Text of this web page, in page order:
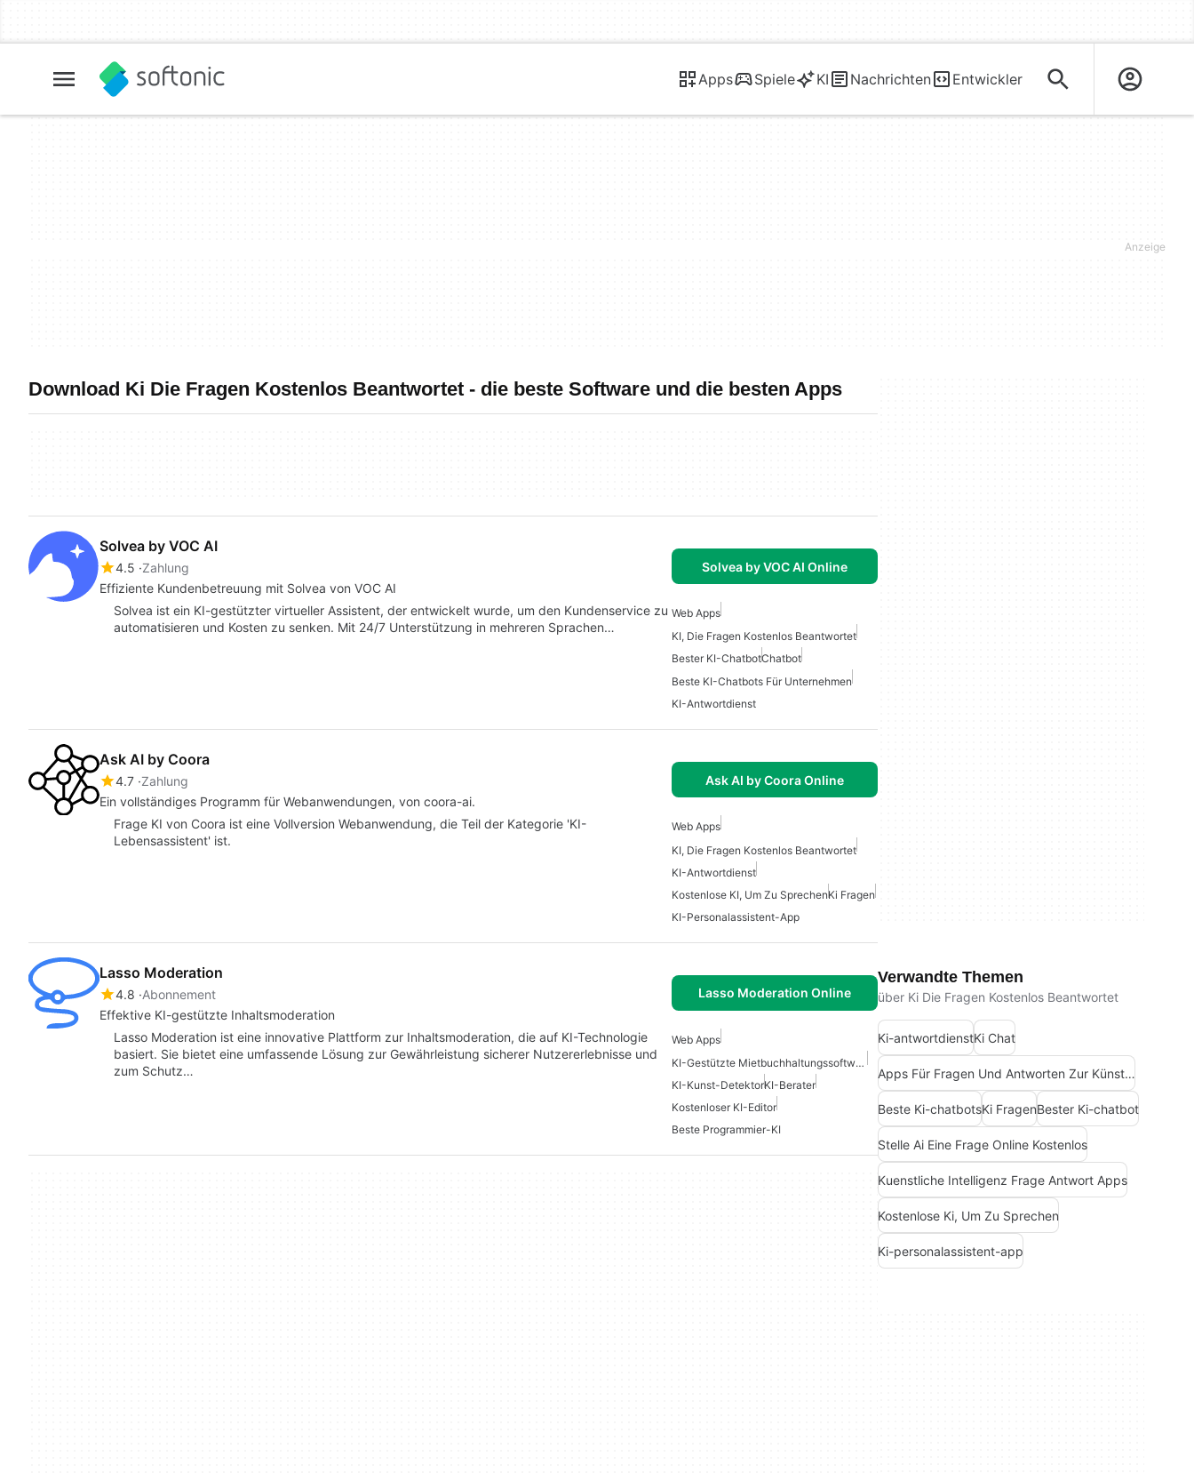
Apps Spiele KI Nachrichten Entwickler
Download Ki Die Fragen Kostenlos Beantwortet - die beste Software und die besten Apps
Solvea by VOC AI
4.5 Zahlung
Effiziente Kundenbetreuung mit Solvea von VOC AI
Solvea by VOC AI Online
Solvea ist ein KI-gestützter virtueller Assistent, der entwickelt wurde, um den Kundenservice zu
automatisieren und Kosten zu senken. Mit 24/7 Unterstützung in mehreren Sprachen…
Web Apps
KI, Die Fragen Kostenlos Beantwortet
Bester KI-ChatbotChatbot
Beste KI-Chatbots Für Unternehmen
KI-Antwortdienst
Ask AI by Coora
4.7 Zahlung
Ein vollständiges Programm für Webanwendungen, von coora-ai.
Ask AI by Coora Online
Frage KI von Coora ist eine Vollversion Webanwendung, die Teil der Kategorie 'KI-
Lebensassistent' ist.
Web Apps
KI, Die Fragen Kostenlos Beantwortet
KI-Antwortdienst
Kostenlose KI, Um Zu SprechenKi Fragen
KI-Personalassistent-App
Lasso Moderation
4.8 Abonnement
Effektive KI-gestützte Inhaltsmoderation
Lasso Moderation Online
Lasso Moderation ist eine innovative Plattform zur Inhaltsmoderation, die auf KI-Technologie
basiert. Sie bietet eine umfassende Lösung zur Gewährleistung sicherer Nutzererlebnisse und
zum Schutz…
Web Apps
KI-Gestützte Mietbuchhaltungssoftware
KI-Kunst-DetektorKI-Berater
Kostenloser KI-Editor
Beste Programmier-KI
Verwandte Themen
über Ki Die Fragen Kostenlos Beantwortet
Ki-antwortdienstKi Chat
Apps Für Fragen Und Antworten Zur Künstlichen Intelligenz
Beste Ki-chatbotsKi FragenBester Ki-chatbot
Stelle Ai Eine Frage Online Kostenlos
Kuenstliche Intelligenz Frage Antwort Apps
Kostenlose Ki, Um Zu Sprechen
Ki-personalassistent-app